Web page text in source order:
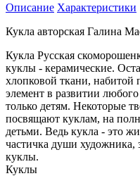
Описание Характеристики
Кукла авторская Галина
Кукла Русская
куклы - керамические.
хлопковой ткани, набитой
элемент в развитии
только детям. Некоторые
посвящают куклам, на
детьми. Ведь кукла - это
частичка души
куклы.
Куклы